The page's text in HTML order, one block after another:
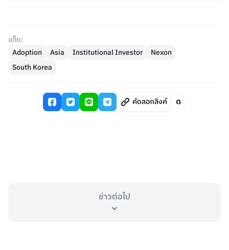
แท็ก:
Adoption
Asia Institutional Investor
Nexon
South Korea
คัดลอกลิงค์
ข่าวต่อไป